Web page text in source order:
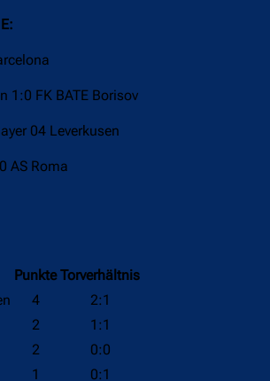
1:0 FK BATE Borisov
04 Leverkusen
AS Roma
Punkte Torverhältnis
4
2:1
2
1:1
2
0:0
1 0:1